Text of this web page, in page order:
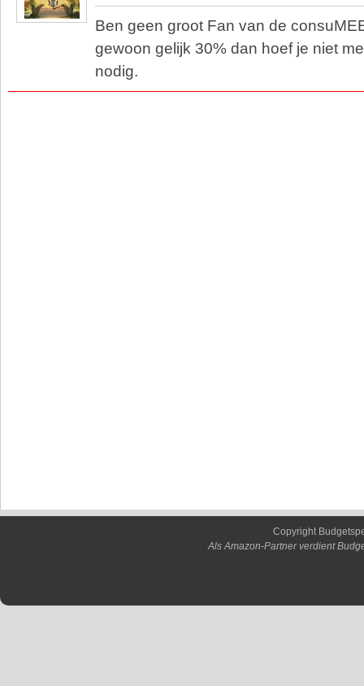
Ben geen groot Fan van de
gewoon gelijk 30% dan hoef je niet
nodig.
Copyright
Als Amazon-Partner verdient